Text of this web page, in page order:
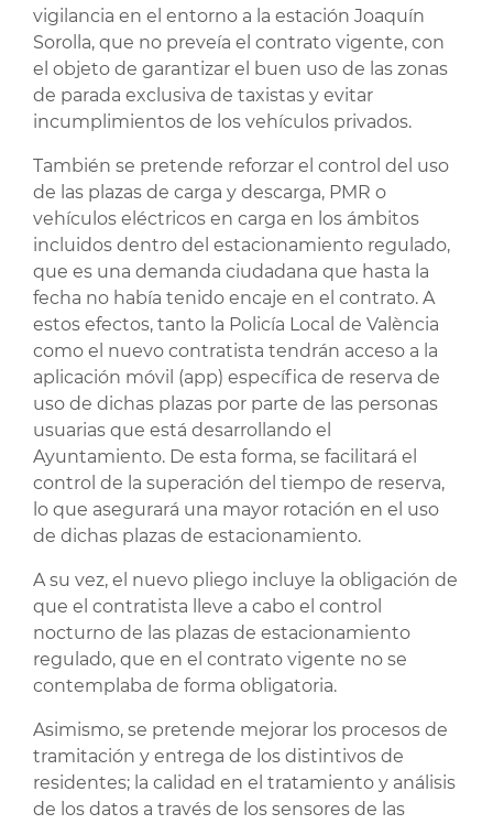
vigilancia en el entorno a la estación Joaquín
Sorolla, que no preveía el contrato vigente, con
el objeto de garantizar el buen uso de las zonas
de parada exclusiva de taxistas y evitar
incumplimientos de los vehículos privados.
También se pretende reforzar el control del uso
de las plazas de carga y descarga, PMR o
vehículos eléctricos en carga en los ámbitos
incluidos dentro del estacionamiento regulado,
que es una demanda ciudadana que hasta la
fecha no había tenido encaje en el contrato. A
estos efectos, tanto la Policía Local de València
como el nuevo contratista tendrán acceso a la
aplicación móvil (app) específica de reserva de
uso de dichas plazas por parte de las personas
usuarias que está desarrollando el
Ayuntamiento. De esta forma, se facilitará el
control de la superación del tiempo de reserva,
lo que asegurará una mayor rotación en el uso
de dichas plazas de estacionamiento.
A su vez, el nuevo pliego incluye la obligación de
que el contratista lleve a cabo el control
nocturno de las plazas de estacionamiento
regulado, que en el contrato vigente no se
contemplaba de forma obligatoria.
Asimismo, se pretende mejorar los procesos de
tramitación y entrega de los distintivos de
residentes; la calidad en el tratamiento y análisis
de los datos a través de los sensores de las